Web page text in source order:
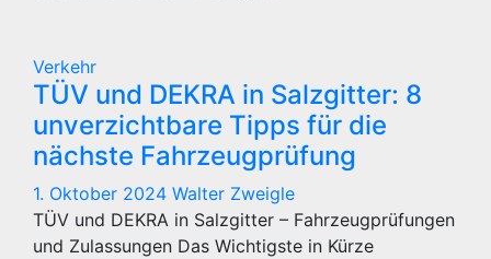
Verkehr
TÜV und DEKRA in Salzgitter: 8
unverzichtbare Tipps für die
nächste Fahrzeugprüfung
1. Oktober 2024 Walter Zweigle
TÜV und DEKRA in Salzgitter – Fahrzeugprüfungen
und Zulassungen Das Wichtigste in Kürze